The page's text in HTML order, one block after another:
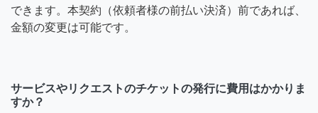
できます。本契約（依頼者様の前払い決済）前であれば、
金額の変更は可能です。
サービスやリクエストのチケットの発行に費用はかかりま
すか？